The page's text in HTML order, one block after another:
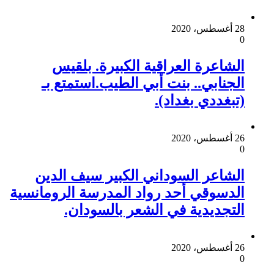
28 أغسطس، 2020
0
الشاعرة العراقية الكبيرة. بلقيس
الجنابي.. بنت أبي الطيب.استمتع بـ
(تبغددي بغداد).
26 أغسطس، 2020
0
الشاعر السوداني الكبير سيف الدين
الدسوقي أحد رواد المدرسة الرومانسية
التجديدية في الشعر بالسودان.
26 أغسطس، 2020
0